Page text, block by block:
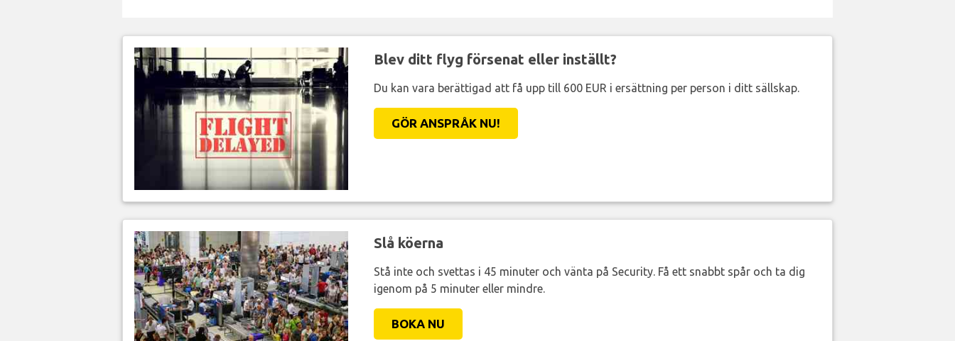
Blev ditt flyg försenat eller inställt?
Du kan vara berättigad att få upp till 600 EUR i ersättning per person i ditt sällskap.
GÖR ANSPRÅK NU!
Slå köerna
Stå inte och svettas i 45 minuter och vänta på Security. Få ett snabbt spår och ta dig
igenom på 5 minuter eller mindre.
BOKA NU